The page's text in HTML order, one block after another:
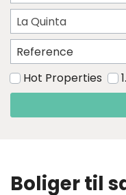
La Quinta
Hot Properties
Boliger til